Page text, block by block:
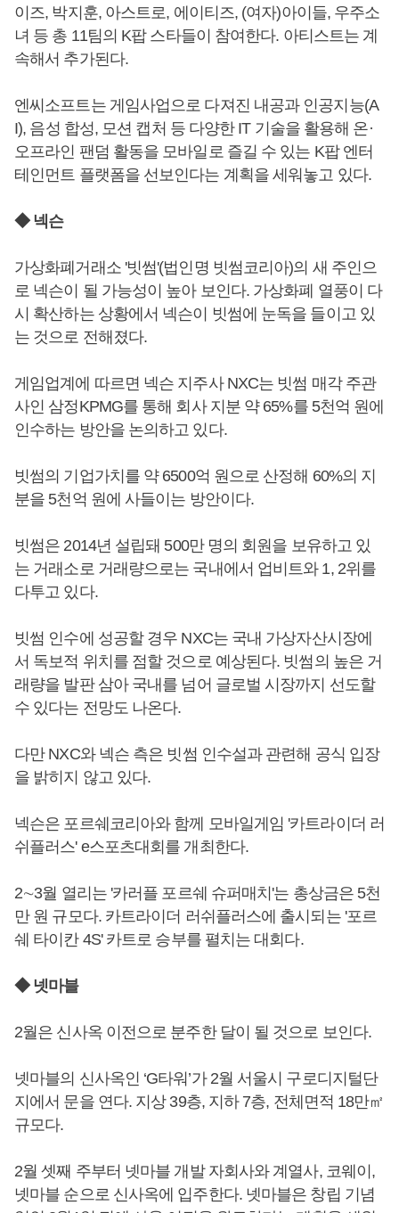
이즈, 박지훈, 아스트로, 에이티즈, (여자)아이들, 우주소
녀 등 총 11팀의 K팝 스타들이 참여한다. 아티스트는 계
속해서 추가된다.
엔씨소프트는 게임사업으로 다져진 내공과 인공지능(A
I), 음성 합성, 모션 캡처 등 다양한 IT 기술을 활용해 온·
오프라인 팬덤 활동을 모바일로 즐길 수 있는 K팝 엔터
테인먼트 플랫폼을 선보인다는 계획을 세워놓고 있다.
◆ 넥슨
가상화폐거래소 '빗썸'(법인명 빗썸코리아)의 새 주인으
로 넥슨이 될 가능성이 높아 보인다. 가상화폐 열풍이 다
시 확산하는 상황에서 넥슨이 빗썸에 눈독을 들이고 있
는 것으로 전해졌다.
게임업계에 따르면 넥슨 지주사 NXC는 빗썸 매각 주관
사인 삼정KPMG를 통해 회사 지분 약 65%를 5천억 원에
인수하는 방안을 논의하고 있다.
빗썸의 기업가치를 약 6500억 원으로 산정해 60%의 지
분을 5천억 원에 사들이는 방안이다.
빗썸은 2014년 설립돼 500만 명의 회원을 보유하고 있
는 거래소로 거래량으로는 국내에서 업비트와 1, 2위를
다투고 있다.
빗썸 인수에 성공할 경우 NXC는 국내 가상자산시장에
서 독보적 위치를 점할 것으로 예상된다. 빗썸의 높은 거
래량을 발판 삼아 국내를 넘어 글로벌 시장까지 선도할
수 있다는 전망도 나온다.
다만 NXC와 넥슨 측은 빗썸 인수설과 관련해 공식 입장
을 밝히지 않고 있다.
넥슨은 포르쉐코리아와 함께 모바일게임 '카트라이더 러
쉬플러스' e스포츠대회를 개최한다.
2∼3월 열리는 '카러플 포르쉐 슈퍼매치'는 총상금은 5천
만 원 규모다. 카트라이더 러쉬플러스에 출시되는 '포르
쉐 타이칸 4S' 카트로 승부를 펼치는 대회다.
◆ 넷마블
2월은 신사옥 이전으로 분주한 달이 될 것으로 보인다.
넷마블의 신사옥인 ‘G타워’가 2월 서울시 구로디지털단
지에서 문을 연다. 지상 39층, 지하 7층, 전체면적 18만㎡
규모다.
2월 셋째 주부터 넷마블 개발 자회사와 계열사, 코웨이,
넷마블 순으로 신사옥에 입주한다. 넷마블은 창립 기념